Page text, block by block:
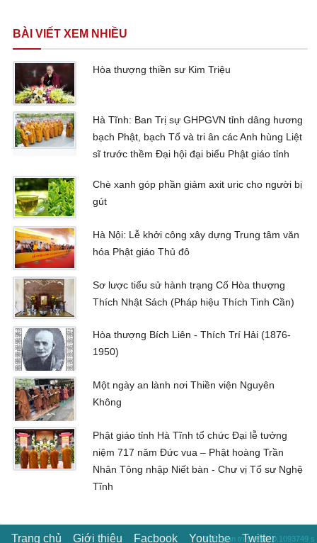
BÀI VIẾT XEM NHIỀU
Hòa thượng thiền sư Kim Triệu
Hà Tĩnh: Ban Trị sự GHPGVN tỉnh dâng hương
bạch Phật, bạch Tổ và tri ân các Anh hùng Liệt
sĩ trước thềm Đại hội đại biểu Phật giáo tỉnh
Chè xanh góp phần giảm axit uric cho người bị
gút
Hà Nội: Lễ khởi công xây dựng Trung tâm văn
hóa Phật giáo Thủ đô
Sơ lược tiểu sử hành trạng Cố Hòa thượng
Thích Nhật Sách (Pháp hiệu Thích Tinh Cần)
Hòa thượng Bích Liên - Thích Trí Hải (1876-
1950)
Một ngày an lành nơi Thiền viện Nguyên
Không
Phật giáo tỉnh Hà Tĩnh tổ chức Đại lễ tưởng
niệm 717 năm Đức vua – Phật hoàng Trần
Nhân Tông nhập Niết bàn - Chư vị Tổ sư Nghệ
Tĩnh
Trang chủ Giới thiệu Facbook Youtube Twitter
Thời gian truy vấn : 0.1093749 s